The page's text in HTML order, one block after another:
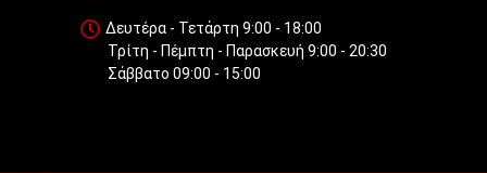
Δευτέρα - Τετάρτη 9:00 - 18:00
Τρίτη - Πέμπτη - Παρασκευή 9:00 - 20:30
Σάββατο 09:00 - 15:00